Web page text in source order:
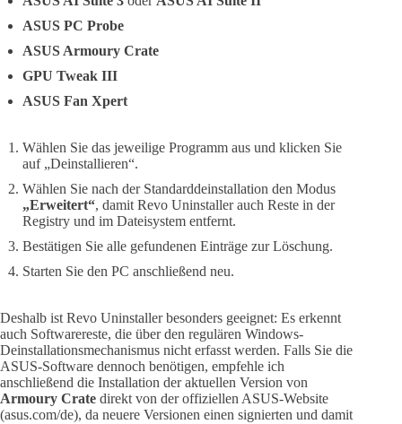
ASUS PC Probe
ASUS Armoury Crate
GPU Tweak III
ASUS Fan Xpert
Wählen Sie das jeweilige Programm aus und klicken Sie
auf „Deinstallieren“.
Wählen Sie nach der Standarddeinstallation den Modus
„Erweitert“, damit Revo Uninstaller auch Reste in der
Registry und im Dateisystem entfernt.
Bestätigen Sie alle gefundenen Einträge zur Löschung.
Starten Sie den PC anschließend neu.
Deshalb ist Revo Uninstaller besonders geeignet: Es erkennt
auch Softwarereste, die über den regulären Windows-
Deinstallationsmechanismus nicht erfasst werden. Falls Sie die
ASUS-Software dennoch benötigen, empfehle ich
anschließend die Installation der aktuellen Version von
Armoury Crate direkt von der offiziellen ASUS-Website
(asus.com/de), da neuere Versionen einen signierten und damit